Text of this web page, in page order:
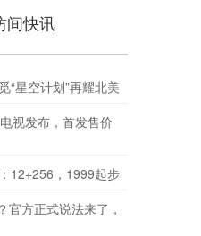
间快讯
“星空计划”再耀北美
视发布，首发售价
12+256，1999起步
官方正式说法来了，